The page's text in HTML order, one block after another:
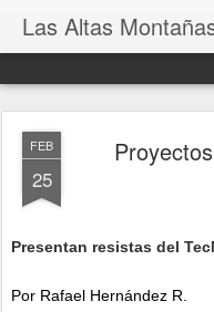
Las Altas
FEB
25
Presentan resistas del
Por Rafael Hernández R.